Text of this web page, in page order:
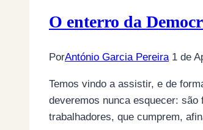
O enterro da
PorAntónio Garcia Pereira 1 de
Temos vindo a assistir, e de
deveremos nunca esquecer:
trabalhadores, que cumprem,